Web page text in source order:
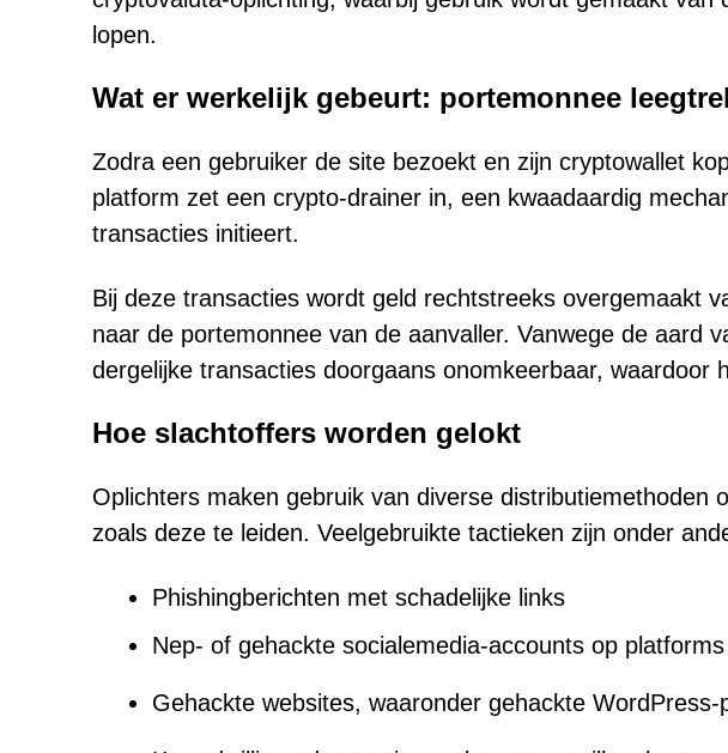
lopen.
Wat er werkelijk gebeurt: portemonnee
Zodra een gebruiker de site bezoekt en zijn cryptowallet
platform zet een crypto-drainer in, een kwaadaardig
transacties initieert.
Bij deze transacties wordt geld rechtstreeks overgemaakt
naar de portemonnee van de aanvaller. Vanwege de aard
dergelijke transacties doorgaans onomkeerbaar, waardoor
Hoe slachtoffers worden gelokt
Oplichters maken gebruik van diverse distributiemethoden
zoals deze te leiden. Veelgebruikte tactieken zijn onder
Phishingberichten met schadelijke links
Nep- of gehackte socialemedia-accounts op
Gehackte websites, waaronder gehackte WordPress-